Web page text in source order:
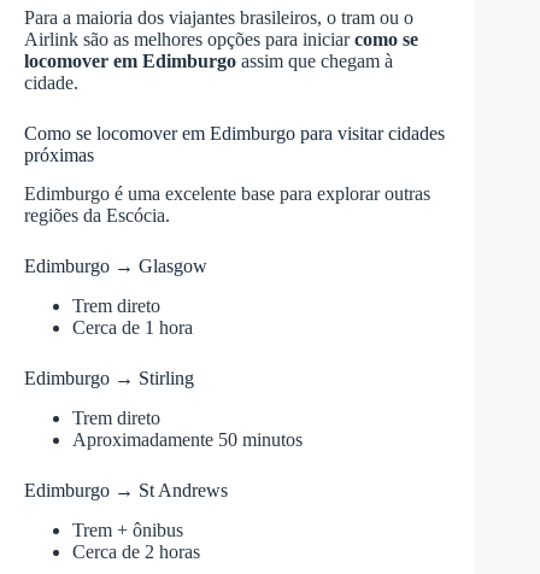
Para a maioria dos viajantes brasileiros, o tram ou o
Airlink são as melhores opções para iniciarcomo se
locomover em Edimburgo assim que chegam à
cidade.
Como se locomover em Edimburgo para visitar cidades
próximas
Edimburgo é uma excelente base para explorar outras
regiões da Escócia.
Edimburgo → Glasgow
Trem direto
Cerca de 1 hora
Edimburgo → Stirling
Trem direto
Aproximadamente 50 minutos
Edimburgo → St Andrews
Trem + ônibus
Cerca de 2 horas